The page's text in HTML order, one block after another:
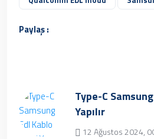
Paylaş :
Type-C
Yapılır
12 Ağustos 2024,